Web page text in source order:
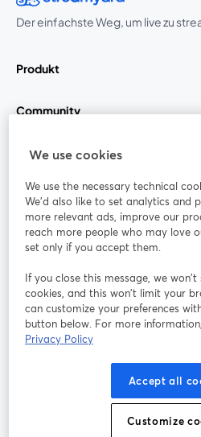
Der einfachste Weg, um live zu
Produkt
Community
StreamYard für
Mitmachen
Webinar
Nutzungsbedingungen
wird in einem
Datenschutzrichtlinie
wird in einem
Cookie-Einstellungen
We use cookies
We use the necessary technical
We'd also like to set analytics and
more relevant ads, improve our
reach more people who may love
set only if you accept them.
If you close this message, we
cookies, and this won’t limit your
can customize your preferences
button below. For more
Privacy Policy
Accept all
Customize